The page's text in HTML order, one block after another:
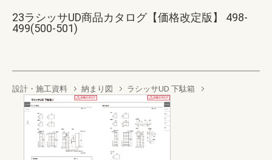
23ラシッサUD商品カタログ【価格改定版】 498-
499(500-501)
設計・施工資料 納まり図 ラシッサUD 下駄箱